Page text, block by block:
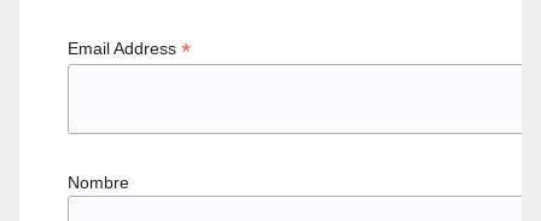
Email Address *
Nombre